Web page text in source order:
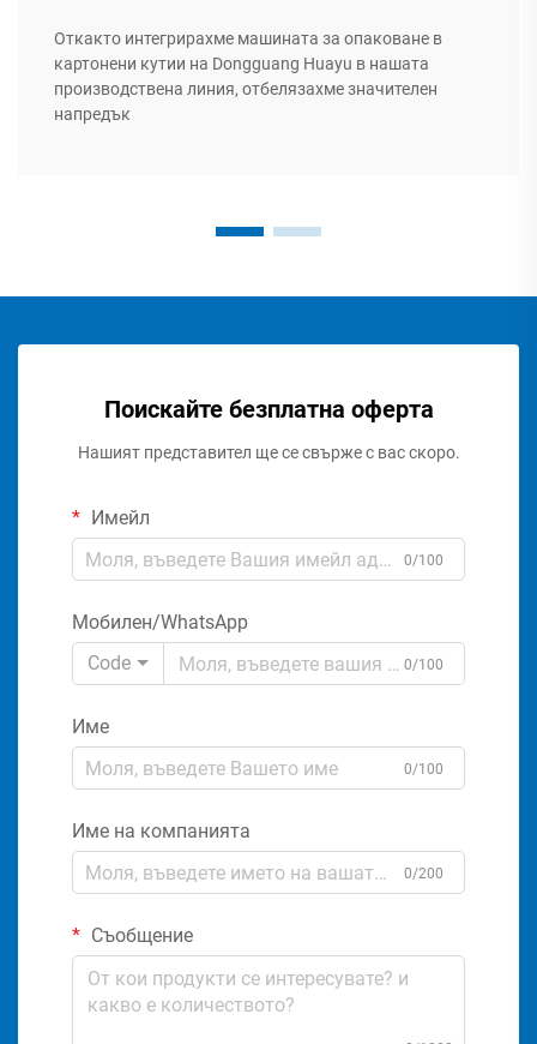
Откакто интегрирахме машината за опаковане в
картонени кутии на Dongguang Huayu в нашата
производствена линия, отбелязахме значителен
напредък
Поискайте безплатна оферта
Нашият представител ще се свърже с вас скоро.
Имейл
0/100
Мобилен/WhatsApp
Code
0/100
Име
0/100
Име на компанията
0/200
Съобщение